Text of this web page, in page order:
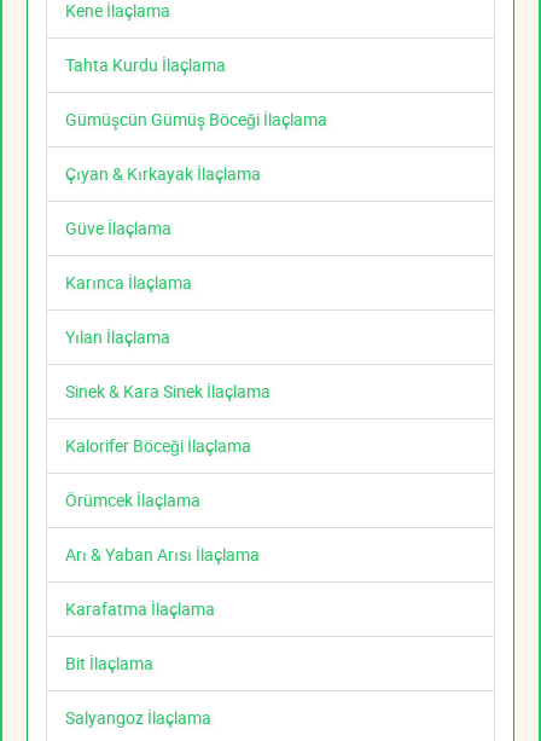
Kene İlaçlama
Tahta Kurdu İlaçlama
Gümüşcün Gümüş Böceği İlaçlama
Çıyan & Kırkayak İlaçlama
Güve İlaçlama
Karınca İlaçlama
Yılan İlaçlama
Sinek & Kara Sinek İlaçlama
Kalorifer Böceği İlaçlama
Örümcek İlaçlama
Arı & Yaban Arısı İlaçlama
Karafatma İlaçlama
Bit İlaçlama
Salyangoz İlaçlama